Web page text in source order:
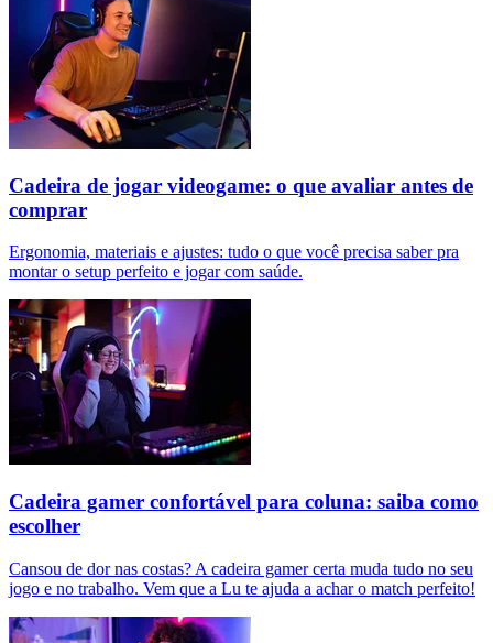
Cadeira de jogar videogame: o que avaliar antes de
comprar
Ergonomia, materiais e ajustes: tudo o que você precisa saber pra
montar o setup perfeito e jogar com saúde.
Cadeira gamer confortável para coluna: saiba como
escolher
Cansou de dor nas costas? A cadeira gamer certa muda tudo no seu
jogo e no trabalho. Vem que a Lu te ajuda a achar o match perfeito!